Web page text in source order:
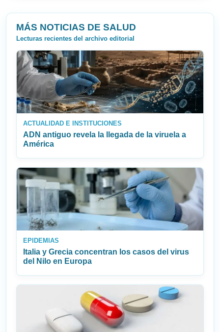
MÁS NOTICIAS DE SALUD
Lecturas recientes del archivo editorial
ACTUALIDAD E INSTITUCIONES
ADN antiguo revela la llegada de la viruela a
América
EPIDEMIAS
Italia y Grecia concentran los casos del virus
del Nilo en Europa